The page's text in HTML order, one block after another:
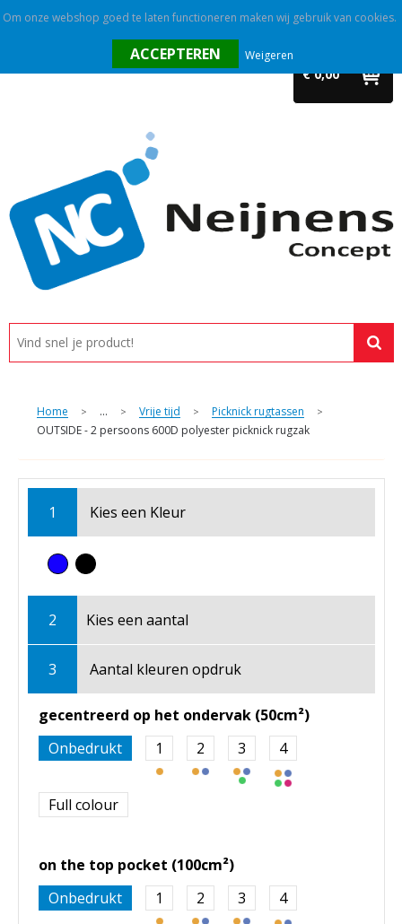
€ 0,00
Promotietextiel
Tassen
Alle categorieën
Custom made
Home > ... > Vrije tijd > Picknick rugtassen >
OUTSIDE - 2 persoons 600D polyester picknick rugzak
1 Kies een Kleur
2 Kies een aantal
3 Aantal kleuren opdruk
gecentreerd op het ondervak (50cm²)
Onbedrukt
1 2 3 4
Full colour
on the top pocket (100cm²)
Onbedrukt
1 2 3 4
Om onze webshop goed te laten functioneren maken wij gebruik van cookies.
Weigeren